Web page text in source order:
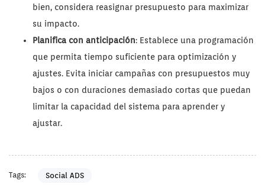
bien, considera reasignar presupuesto para maximizar
su impacto.
Planifica con anticipación: Establece una programación
que permita tiempo suficiente para optimización y
ajustes. Evita iniciar campañas con presupuestos muy
bajos o con duraciones demasiado cortas que puedan
limitar la capacidad del sistema para aprender y
ajustar.
Tags: Social ADS